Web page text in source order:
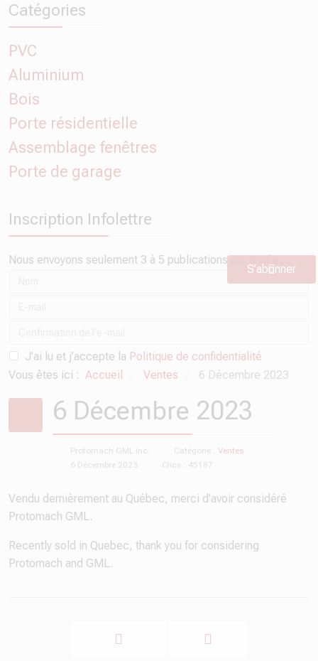
Catégories
PVC
Aluminium
Bois
Porte résidentielle
Assemblage fenêtres
Porte de garage
Inscription Infolettre
Nous envoyons seulement 3 à 5 publications par année.
J’ai lu et j’accepte la Politique de confidentialité
S’abonner
Vous êtes ici : Accueil Ventes 6 Décembre 2023
6 Décembre 2023
Protomach GML inc. Catégorie : Ventes
6 Décembre 2023
Clics : 45187
Vendu dernièrement au Québec, merci d'avoir considéré
Protomach GML.
Recently sold in Quebec, thank you for considering
Protomach and GML.